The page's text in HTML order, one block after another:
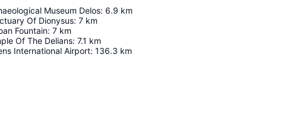
Museum Delos: 6.9 km
Of Dionysus: 7 km
Fountain: 7 km
Of The Delians: 7.1 km
International Airport: 136.3 km